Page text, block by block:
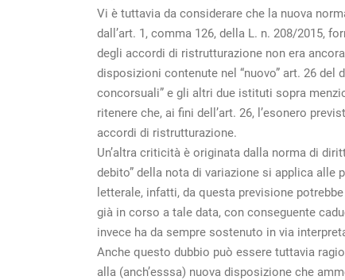
Vi è tuttavia da considerare che la nuova
dall’art. 1, comma 126, della L. n. 208/2015,
degli accordi di ristrutturazione non era
disposizioni contenute nel “nuovo” art. 26
concorsuali” e gli altri due istituti sopra
ritenere che, ai fini dell’art. 26, l’esonero
accordi di ristrutturazione.
Un’altra criticità è originata dalla norma di
debito” della nota di variazione si applica
letterale, infatti, da questa previsione
già in corso a tale data, con conseguente
invece ha da sempre sostenuto in via
Anche questo dubbio può essere tuttavia
alla (anch’esssa) nuova disposizione che